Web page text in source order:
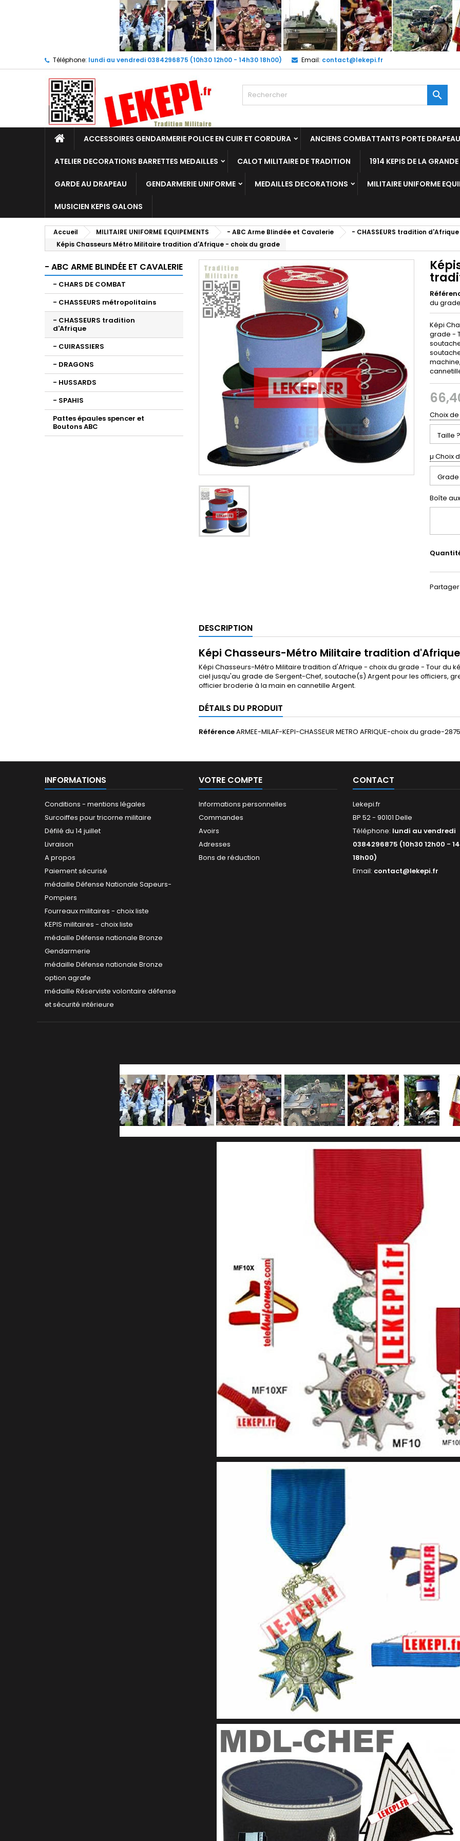
Téléphone: lundi au vendredi 0384296875 (10h30 12h00 - 14h30 18h00) Email: contact@lekepi.fr

ACCESSOIRES GENDARMERIE POLICE EN CUIR ET CORDURA ANCIENS COMBATTANTS PORTE DRAPEAU
ATELIER DECORATIONS BARRETTES MEDAILLES CALOT MILITAIRE DE TRADITION 1914 KEPIS DE LA GRANDE
GARDE AU DRAPEAU GENDARMERIE UNIFORME MEDAILLES DECORATIONS MILITAIRE UNIFORME
MUSICIEN KEPIS GALONS
Accueil MILITAIRE UNIFORME EQUIPEMENTS - ABC Arme Blindée et Cavalerie
- CHASSEURS tradition d'Afrique
Képis Chasseurs Métro Militaire tradition d'Afrique - choix du grade
- ABC ARME BLINDÉE ET CAVALERIE
- CHARS DE COMBAT
- CHASSEURS métropolitains
- CHASSEURS tradition
d'Afrique
- CUIRASSIERS
- DRAGONS
- HUSSARDS
- SPAHIS
Pattes épaules spencer et
Boutons ABC
du
Képi
grade -
Choix
µ Choix
Boîte
Partager
DESCRIPTION
Képi Chasseurs-Métro Militaire tradition
Képi Chasseurs-Métro Militaire tradition d'Afrique - choix du grade - Tour du
ciel jusqu'au grade de Sergent-Chef, soutache(s) Argent pour les officiers,
officier broderie à la main en cannetille Argent.
DÉTAILS DU PRODUIT
RéférenceARMEE-MILAF-KEPI-CHASSEUR METRO AFRIQUE-choix du grade-2875
INFORMATIONS
Conditions - mentions légales
Surcoiffes pour tricorne militaire
Défilé du 14 juillet
Livraison
A propos
Paiement sécurisé
médaille Défense Nationale Sapeurs-
Pompiers
Fourreaux militaires - choix liste
KEPIS militaires - choix liste
médaille Défense nationale Bronze
Gendarmerie
médaille Défense nationale Bronze
option agrafe
médaille Réserviste volontaire défense
et sécurité intérieure
VOTRE COMPTE
Informations personnelles
Commandes
Avoirs
Adresses
Bons de réduction
CONTACT
Lekepi.fr
BP 52 - 90101 Delle
Téléphone: lundi au vendredi
0384296875 (10h30 12h00 -
18h00)
Email: contact@lekepi.fr